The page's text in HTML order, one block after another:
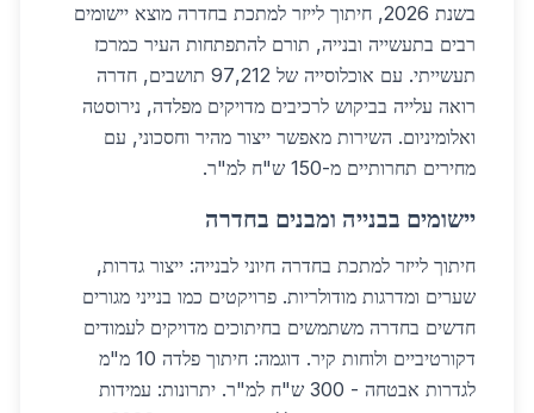
בשנת 2026, חיתוך לייזר למתכת בחדרה מוצא יישומים
רבים בתעשייה ובנייה, תורם להתפתחות העיר כמרכז
תעשייתי. עם אוכלוסייה של 97,212 תושבים, חדרה
רואה עלייה בביקוש לרכיבים מדויקים מפלדה, נירוסטה
ואלומיניום. השירות מאפשר ייצור מהיר וחסכוני, עם
מחירים תחרותיים מ-150 ש"ח למ"ר.
יישומים בבנייה ומבנים בחדרה
חיתוך לייזר למתכת בחדרה חיוני לבנייה: ייצור גדרות,
שערים ומדרגות מודולריות. פרויקטים כמו בנייני מגורים
חדשים בחדרה משתמשים בחיתוכים מדויקים לעמודים
דקורטיביים ולוחות קיר. דוגמה: חיתוך פלדה 10 מ"מ
לגדרות אבטחה - 300 ש"ח למ"ר. יתרונות: עמידות